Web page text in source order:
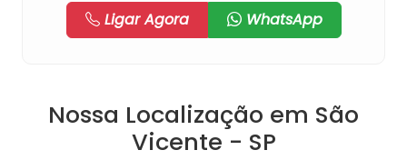
Ligar Agora
WhatsApp
Nossa Localização em São
Vicente - SP